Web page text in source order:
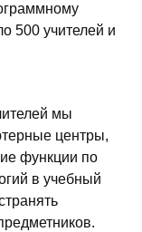
500 учителей и
мы
центры,
функции по
в учебный